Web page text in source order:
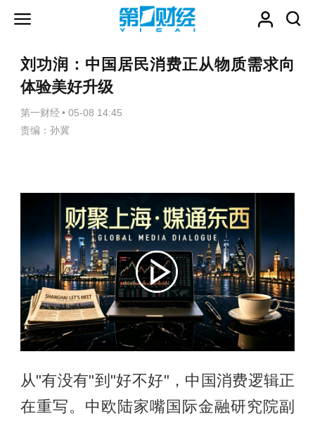
刘功润：中国居民消费正从物质需求向
体验美好升级
第一财经 • 05-08 14:45
责编：孙冀
从"有没有"到"好不好"，中国消费逻辑正
在重写。中欧陆家嘴国际金融研究院副